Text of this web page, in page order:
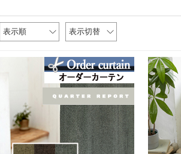
表示順 表示切替